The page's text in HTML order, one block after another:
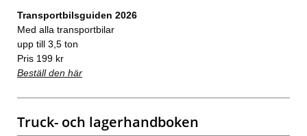
Transportbilsguiden 2026
Med alla transportbilar
upp till 3,5 ton
Pris 199 kr
Beställ den här
Truck- och lagerhandboken